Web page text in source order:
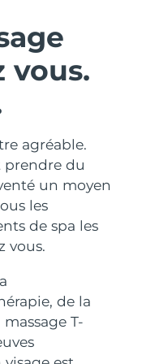
vous.
agréable.
prendre du
un moyen
les
de spa les
vous.
de la
T-
the-go
lips
device
light therapy
bucco-dentaire
toothbrush
ÂGE
LED
estimée
estimée8/11/26
estimée
estimée8/16/26
estimée
estimée
estimée 8/14/26
estimée